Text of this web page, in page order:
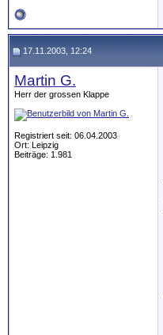
17.11.2003, 12:24
Martin G.
Herr der grossen Klappe
Registriert seit: 06.04.2003
Ort: Leipzig
Beiträge: 1.981